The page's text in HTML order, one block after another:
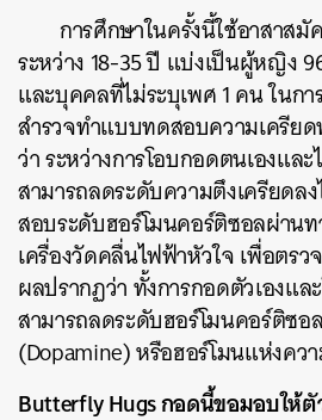
การศึกษาในครั้งนี้ใช้อาสาสมั
ระหว่าง 18-35 ปี แบ่งเป็นผู้หญิง
และบุคคลที่ไม่ระบุเพศ 1 คน ในก
สำรวจทำแบบทดสอบความเครีย
ว่า ระหว่างการโอบกอดตนเองแล
สามารถลดระดับความตึงเครียดล
สอบระดับฮอร์โมนคอร์ติซอลผ่าน
เครื่องวัดคลื่นไฟฟ้าหัวใจ เพื่อตร
ผลปรากฏว่า ทั้งการกอดตัวเองแ
สามารถลดระดับฮอร์โมนคอร์ติซ
(Dopamine) หรือฮอร์โมนแห่งคว
Butterfly Hugs กอดนี้ขอมอบให้ตั